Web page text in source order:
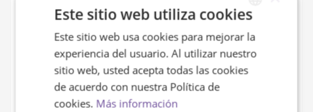
pensión por incapacidad
permanente totales una prestación
económica que se otorga a aquellos que
no pueden desempeñar su profesión
habitual debido a una enfermedad o
accidente. Esta pensión se calcula en
SPANISH
ENGLISH
Este sitio web utiliza cookies
Este sitio web usa cookies para mejorar la
experiencia del usuario. Al utilizar nuestro
sitio web, usted acepta todas las cookies
de acuerdo con nuestra Política de
cookies. Más información